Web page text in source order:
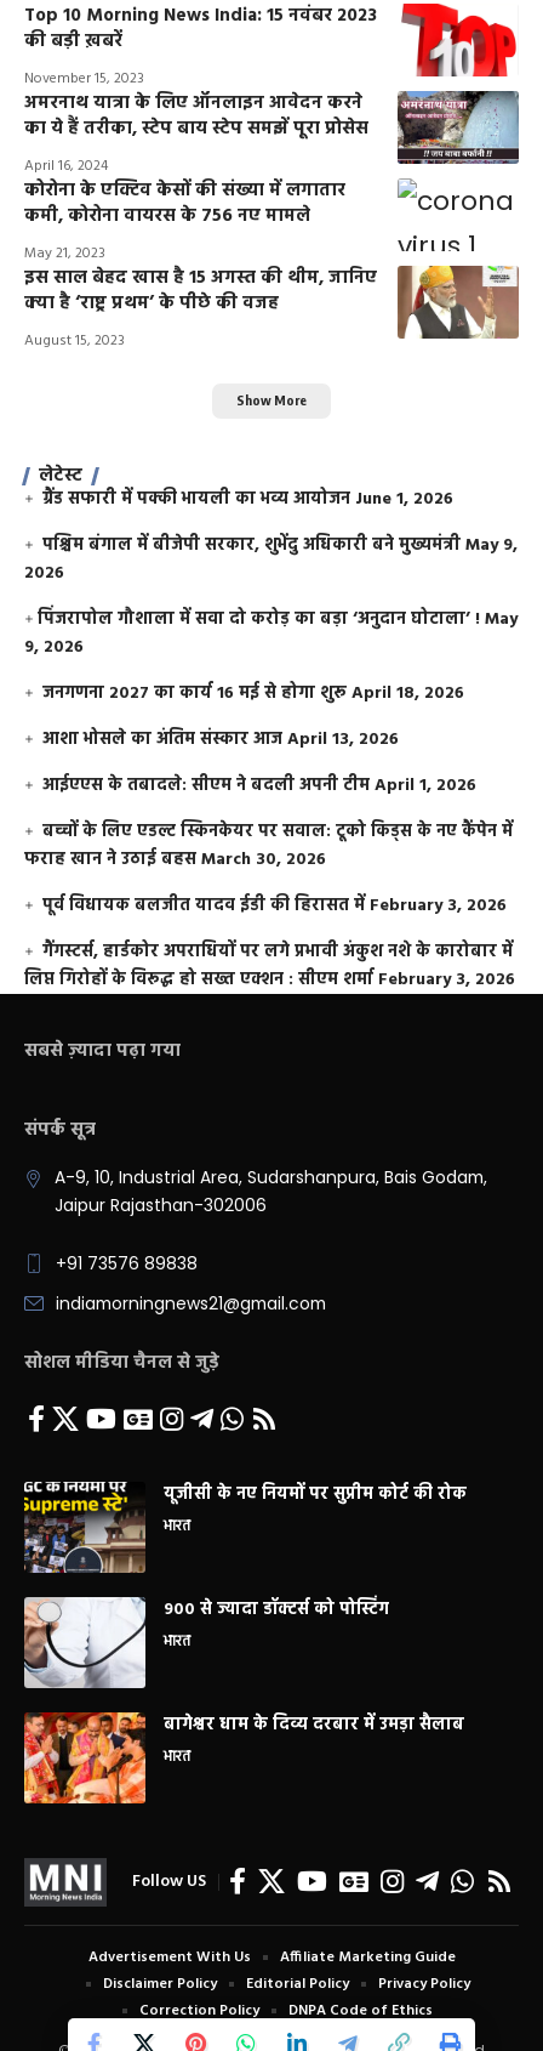
Top 10 Morning News India: 15 नवंबर 2023
की बड़ी ख़बरें
November 15, 2023
अमरनाथ यात्रा के लिए ऑनलाइन आवेदन करने
का ये हैं तरीका, स्टेप बाय स्टेप समझें पूरा प्रोसेस
April 16, 2024
कोरोना के एक्टिव केसों की संख्या में लगातार
कमी, कोरोना वायरस के 756 नए मामले
May 21, 2023
इस साल बेहद खास है 15 अगस्त की थीम, जानिए
क्या है ‘राष्ट्र प्रथम’ के पीछे की वजह
August 15, 2023
Show More
लेटेस्ट
ग्रैंड सफारी में पक्की भायली का भव्य आयोजन June 1, 2026
पश्चिम बंगाल में बीजेपी सरकार, शुभेंदु अधिकारी बने मुख्यमंत्रीMay 9,
2026
​पिंजरापोल गौशाला में सवा दो करोड़ का बड़ा ‘अनुदान घोटाला’ !May
9, 2026
जनगणना 2027 का कार्य 16 मई से होगा शुरूApril 18, 2026
आशा भोसले का अंतिम संस्कार आजApril 13, 2026
आईएएस के तबादले: सीएम ने बदली अपनी टीमApril 1, 2026
बच्चों के लिए एडल्ट स्किनकेयर पर सवाल: टूको किड्स के नए कैंपेन में
फराह खान ने उठाई बहसMarch 30, 2026
पूर्व विधायक बलजीत यादव ईडी की हिरासत में February 3, 2026
गैंगस्टर्स, हार्डकोर अपराधियों पर लगे प्रभावी अंकुश नशे के कारोबार में
लिप्त गिरोहों के विरूद्ध हो सख्त एक्शन : सीएम शर्मा February 3, 2026
सबसे ज़्यादा पढ़ा गया
संपर्क सूत्र
A-9, 10, Industrial Area, Sudarshanpura, Bais Godam,
Jaipur Rajasthan-302006
+91 73576 89838
indiamorningnews21@gmail.com
सोशल मीडिया चैनल से जुड़े
यूजीसी के नए नियमों पर सुप्रीम कोर्ट की रोक
भारत
900 से ज्यादा डॉक्टर्स को पोस्टिंग
भारत
बागेश्वर धाम के दिव्य दरबार में उमड़ा सैलाब
भारत
Follow US
Advertisement With Us
Affiliate Marketing Guide
Disclaimer Policy
Editorial Policy
Privacy Policy
Correction Policy
DNPA Code of Ethics